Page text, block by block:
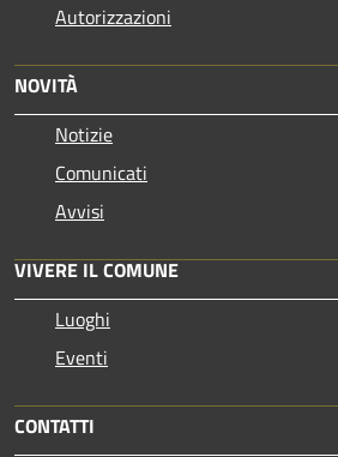
Autorizzazioni
NOVITÀ
Notizie
Comunicati
Avvisi
VIVERE IL COMUNE
Luoghi
Eventi
CONTATTI